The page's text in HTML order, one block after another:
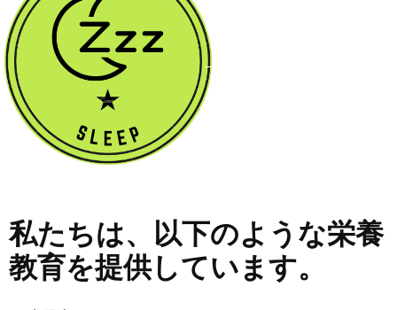
私たちは、以下のような栄養
教育を提供しています。